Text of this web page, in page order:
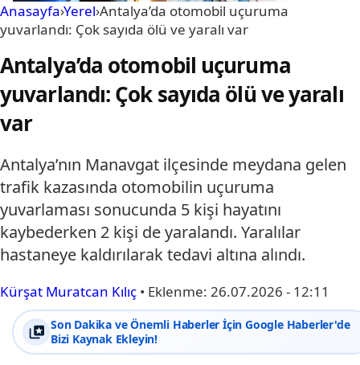
Anasayfa›Yerel›Antalya’da otomobil uçuruma
yuvarlandı: Çok sayıda ölü ve yaralı var
Antalya’da otomobil uçuruma
yuvarlandı: Çok sayıda ölü ve yaralı
var
Antalya’nın Manavgat ilçesinde meydana gelen
trafik kazasında otomobilin uçuruma
yuvarlaması sonucunda 5 kişi hayatını
kaybederken 2 kişi de yaralandı. Yaralılar
hastaneye kaldırılarak tedavi altına alındı.
Kürşat Muratcan Kılıç • Eklenme: 26.07.2026 - 12:11
Son Dakika ve Önemli Haberler İçin Google Haberler'de
Bizi Kaynak Ekleyin!